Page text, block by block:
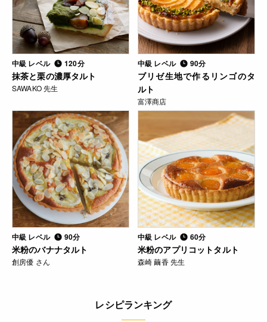
中級 レベル 120分
抹茶と栗の濃厚タルト
SAWAKO 先生
中級 レベル 90分
ブリゼ生地で作るリンゴのタ
ルト
富澤商店
中級 レベル 90分
米粉のバナナタルト
創房優 さん
中級 レベル 60分
米粉のアプリコットタルト
森崎 繭香 先生
レシピランキング